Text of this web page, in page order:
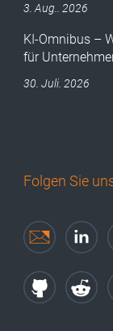
3. Aug.. 2026
KI-Omnibus –
für
30. Juli. 2026
Folgen Sie